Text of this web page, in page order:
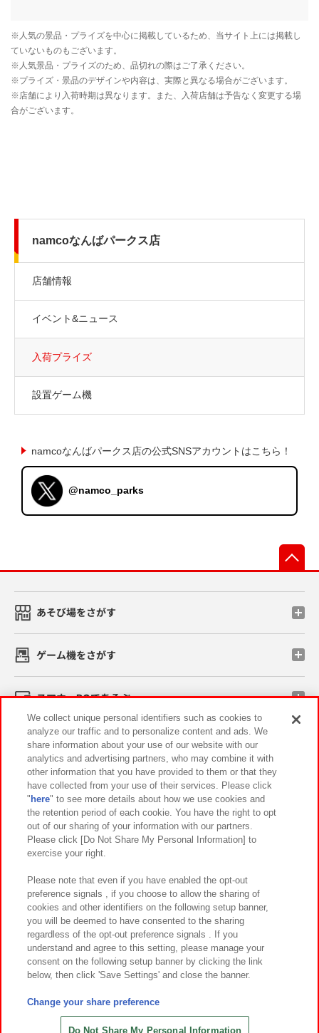
namcoなんばパークス店
店舗情報
イベント&ニュース
入荷プライズ
設置ゲーム機
namcoなんばパークス店の公式SNSアカウントはこちら！
@namco_parks
あそび場をさがす
ゲーム機をさがす
スマホ・PCであそぶ
イベント・キャンペーン
関連会社 サステナビリティ サイトポリシー
プライバシーポリシー ウェブアクセシビリティ方針と検証結果
お取引先さまとともに
カスタマーハラスメント対応方針 よくあるご質問・お問い合わせ
©Bandai Namco Amusement Inc.
©Bandai Namco Amusement Lab Inc.
©HANAYASHIKI Co., Ltd. All Rights Reserved.
We collect unique personal identifiers such as cookies to
analyze our traffic and to personalize content and ads. We
share information about your use of our website with our
analytics and advertising partners, who may combine it with
other information that you have provided to them or that they
have collected from your use of their services. Please click
" here" to see more details about how we use cookies and
the retention period of each cookie. You have the right to opt
out of our sharing of your information with our partners.
Please click [Do Not Share My Personal Information] to
exercise your right.
Please note that even if you have enabled the opt-out
preference signals , if you choose to allow the sharing of
cookies and other identifiers on the following setup banner,
you will be deemed to have consented to the sharing
regardless of the opt-out preference signals . If you
understand and agree to this setting, please manage your
consent on the following setup banner by clicking the link
below, then click 'Save Settings' and close the banner.
Change your share preference
Do Not Share My Personal Information